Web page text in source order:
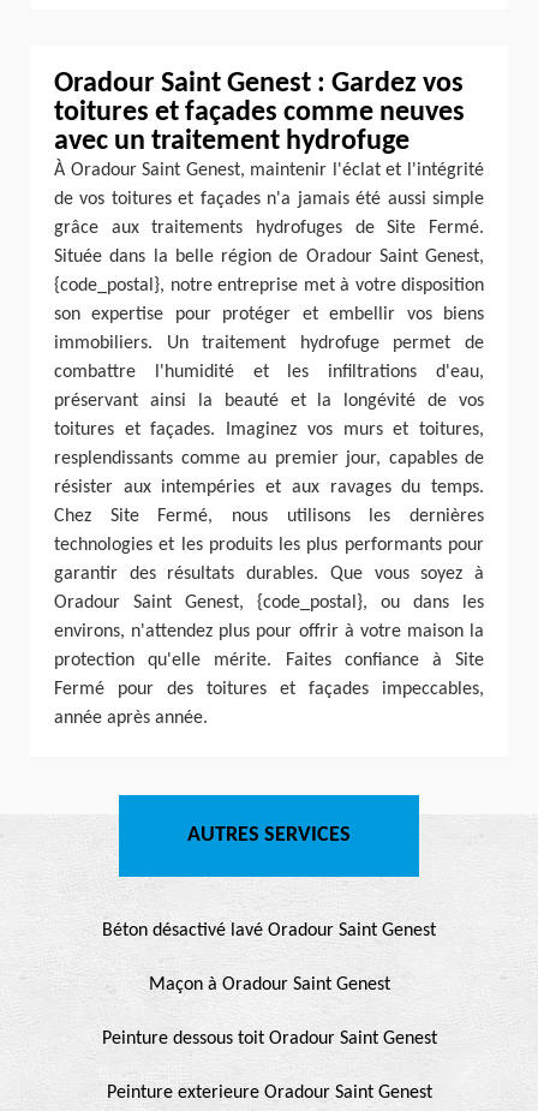
Oradour Saint Genest : Gardez vos
toitures et façades comme neuves
avec un traitement hydrofuge
À Oradour Saint Genest, maintenir l'éclat et l'intégrité
de vos toitures et façades n'a jamais été aussi simple
grâce aux traitements hydrofuges de Site Fermé.
Située dans la belle région de Oradour Saint Genest,
{code_postal}, notre entreprise met à votre disposition
son expertise pour protéger et embellir vos biens
immobiliers. Un traitement hydrofuge permet de
combattre l'humidité et les infiltrations d'eau,
préservant ainsi la beauté et la longévité de vos
toitures et façades. Imaginez vos murs et toitures,
resplendissants comme au premier jour, capables de
résister aux intempéries et aux ravages du temps.
Chez Site Fermé, nous utilisons les dernières
technologies et les produits les plus performants pour
garantir des résultats durables. Que vous soyez à
Oradour Saint Genest, {code_postal}, ou dans les
environs, n'attendez plus pour offrir à votre maison la
protection qu'elle mérite. Faites confiance à Site
Fermé pour des toitures et façades impeccables,
année après année.
AUTRES SERVICES
Béton désactivé lavé Oradour Saint Genest
Maçon à Oradour Saint Genest
Peinture dessous toit Oradour Saint Genest
Peinture exterieure Oradour Saint Genest